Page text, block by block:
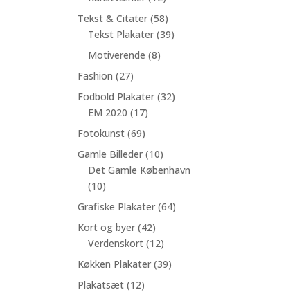
varer
Tekst & Citater 5858
varer
Tekst Plakater 3939
Motiverende 88
Fashion 2727
varer
Fodbold Plakater 3232
EM 2020 1717
Fotokunst 6969
varer
Gamle Billeder 1010
varer
Det Gamle København
1010
varer
Grafiske Plakater 6464
Kort og byer 4242
varer
Verdenskort 1212
varer
Køkken Plakater 3939
Plakatsæt 1212